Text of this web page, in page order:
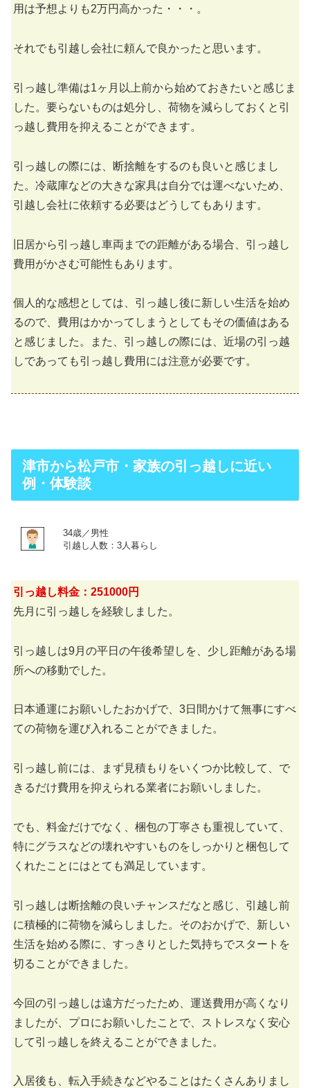
用は予想よりも2万円高かった・・・。
それでも引越し会社に頼んで良かったと思います。
引っ越し準備は1ヶ月以上前から始めておきたいと感じま
した。要らないものは処分し、荷物を減らしておくと引
っ越し費用を抑えることができます。
引っ越しの際には、断捨離をするのも良いと感じまし
た。冷蔵庫などの大きな家具は自分では運べないため、
引越し会社に依頼する必要はどうしてもあります。
旧居から引っ越し車両までの距離がある場合、引っ越し
費用がかさむ可能性もあります。
個人的な感想としては、引っ越し後に新しい生活を始め
るので、費用はかかってしまうとしてもその価値はある
と感じました。また、引っ越しの際には、近場の引っ越
しであっても引っ越し費用には注意が必要です。
津市から松戸市・家族の引っ越しに近い
例・体験談
34歳／男性
引越し人数：3人暮らし
引っ越し料金：251000円
先月に引っ越しを経験しました。
引っ越しは9月の平日の午後希望しを、少し距離がある場
所への移動でした。
日本通運にお願いしたおかげで、3日間かけて無事にすべ
ての荷物を運び入れることができました。
引っ越し前には、まず見積もりをいくつか比較して、で
きるだけ費用を抑えられる業者にお願いしました。
でも、料金だけでなく、梱包の丁寧さも重視していて、
特にグラスなどの壊れやすいものをしっかりと梱包して
くれたことにはとても満足しています。
引っ越しは断捨離の良いチャンスだなと感じ、引越し前
に積極的に荷物を減らしました。そのおかげで、新しい
生活を始める際に、すっきりとした気持ちでスタートを
切ることができました。
今回の引っ越しは遠方だったため、運送費用が高くなり
ましたが、プロにお願いしたことで、ストレスなく安心
して引っ越しを終えることができました。
入居後も、転入手続きなどやることはたくさんありまし